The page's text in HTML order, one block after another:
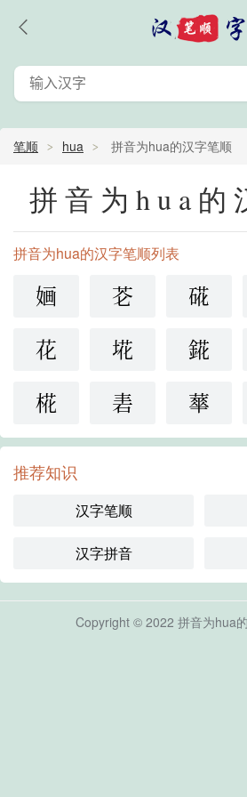
笔顺 hua 拼音为hua的汉字笔顺
拼音为hua的
拼音为hua的汉字笔顺列表
婳 芲 硴
花
埖 錵
椛
砉 蕐
推荐知识
汉字笔顺
汉字拼音
Copyright © 2022 拼音为hua